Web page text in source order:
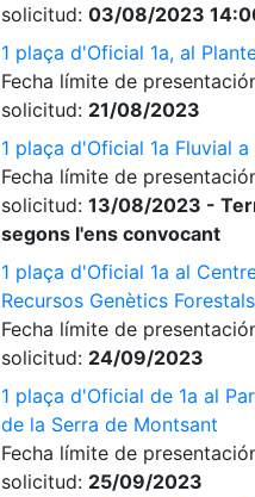
solicitud: 03/08/2023
1 plaça d'Oficial 1a, al
Fecha límite de
solicitud: 21/08/2023
1 plaça d'Oficial 1a Fluvial a
Fecha límite de
solicitud: 13/08/2023 -
segons l'ens convocant
1 plaça d'Oficial 1a al
Recursos Genètics
Fecha límite de
solicitud: 24/09/2023
1 plaça d'Oficial de 1a al
de la Serra de Montsant
Fecha límite de
solicitud: 25/09/2023